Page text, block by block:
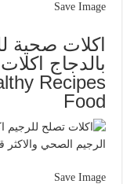
Save Image
اكلات صحية
Recipes
Food
Save Image